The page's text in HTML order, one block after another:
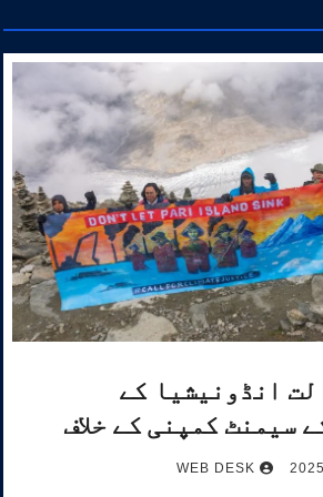
انڈونیشیا کے
سیمنٹ کمپنی کے خلاف
کی سماعت کرے گی۔
WEB DESK